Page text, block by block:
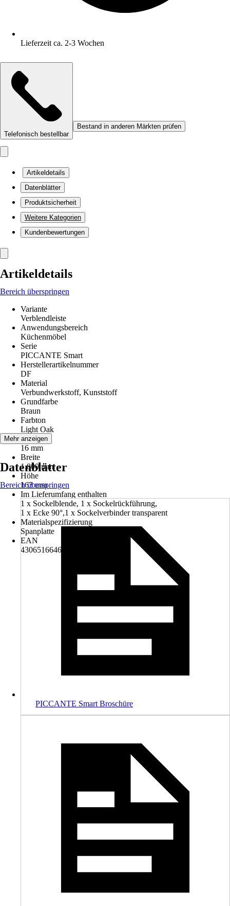
Lieferzeit ca. 2-3 Wochen
Telefonisch bestellbar
Bestand in anderen Märkten prüfen
Artikeldetails
Datenblätter
Produktsicherheit
Weitere Kategorien
Kundenbewertungen
Artikeldetails
Bereich überspringen
Variante
Verblendleiste
Anwendungsbereich
Küchenmöbel
Serie
PICCANTE Smart
Herstellerartikelnummer
DF
Material
Verbundwerkstoff, Kunststoff
Grundfarbe
Braun
Farbton
Light Oak
Länge
16 mm
Breite
1.800 mm
Höhe
163 mm
Im Lieferumfang enthalten
1 x Sockelblende, 1 x Sockelrückführung,
1 x Ecke 90°,1 x Sockelverbinder transparent
Materialspezifizierung
Spanplatte
EAN
4306516646838
Mehr anzeigen
Datenblätter
Bereich überspringen
PICCANTE Smart Broschüre